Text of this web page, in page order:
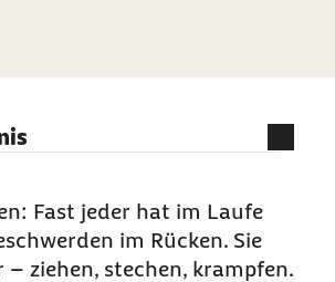
gut für Rücken und
Rückenschule gibt
Fast jeder hat im Laufe
im Rücken. Sie
– ziehen, stechen, krampfen.